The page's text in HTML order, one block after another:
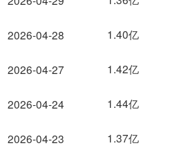
2026-04-28
2026-04-27
2026-04-24
2026-04-23
1.40亿
1.42亿
1.44亿
1.37亿